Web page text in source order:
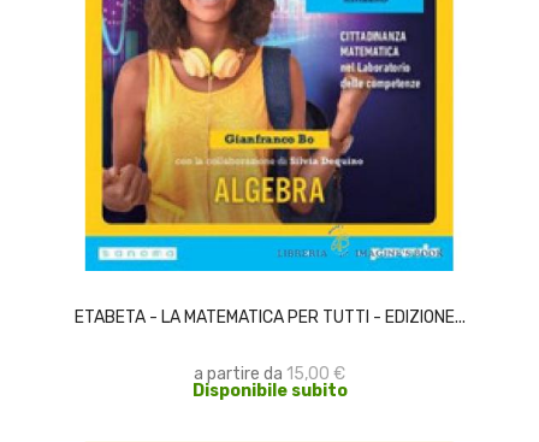
ETABETA - LA MATEMATICA PER TUTTI - EDIZIONE...
a partire da 15,00 €
Disponibile subito